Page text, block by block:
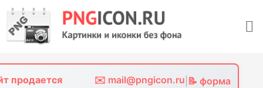
content
продается ✉️ mail@pngicon.ru 📝 форма